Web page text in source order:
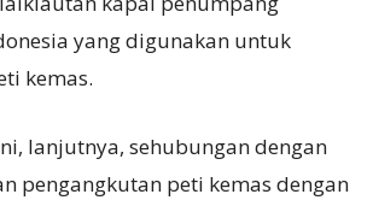
yang digunakan untuk
kemas.
lanjutnya, sehubungan dengan
pengangkutan peti kemas dengan